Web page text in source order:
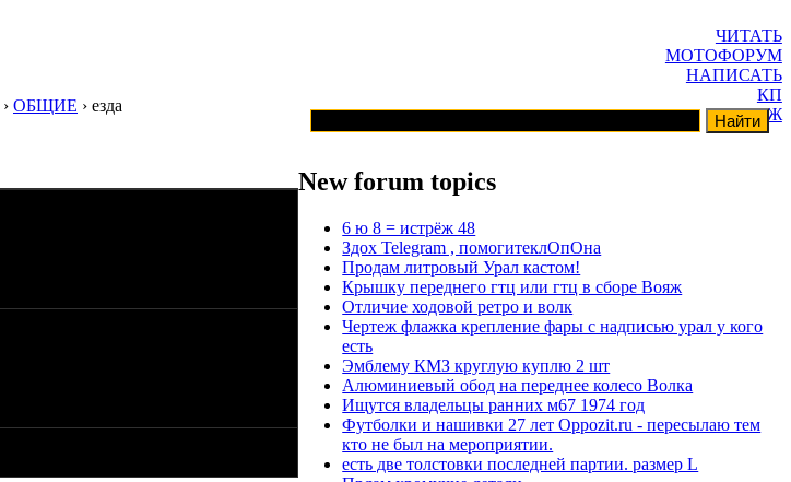
ЧИТАТЬ
МОТОФОРУМ
НАПИСАТЬ
КП
ГАРАЖ
› ОБЩИЕ › езда
New forum topics
6 ю 8 = истрёж 48
Здох Telegram , помогитеклОпОна
Продам литровый Урал кастом!
Крышку переднего гтц или гтц в сборе Вояж
Отличие ходовой ретро и волк
Чертеж флажка крепление фары с надписью урал у кого
есть
Эмблему КМЗ круглую куплю 2 шт
Алюминиевый обод на переднее колесо Волка
Ищутся владельцы ранних м67 1974 год
Футболки и нашивки 27 лет Oppozit.ru - пересылаю тем
кто не был на мероприятии.
есть две толстовки последней партии. размер L